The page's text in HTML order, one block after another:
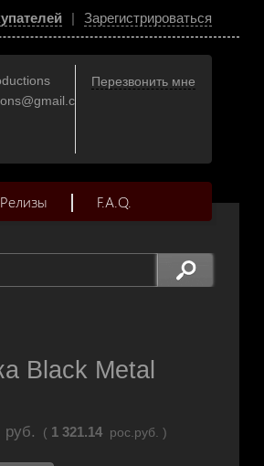
| Зарегистрироваться
Перезвонить мне
Релизы F.A.Q.
Black Metal
руб. ( 1 321.14 рос.руб. )